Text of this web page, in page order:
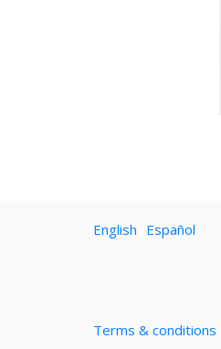
English Español
Terms & conditions